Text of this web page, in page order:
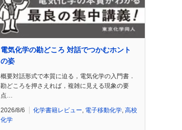
電気化学の勘どころ 対話でつかむホント
の姿
概要対話形式で本質に迫る，電気化学の入門書．
勘どころを押さえれば，複雑に見える現象の要
点…
2026/8/6 化学書籍レビュー 電子移動化学 高校
化学